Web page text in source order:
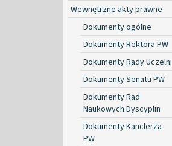
Wewnętrzne akty prawne
Dokumenty ogólne
Dokumenty Rektora PW
Dokumenty Rady Uczelni
Dokumenty Senatu PW
Dokumenty Rad
Naukowych Dyscyplin
Dokumenty Kanclerza
PW